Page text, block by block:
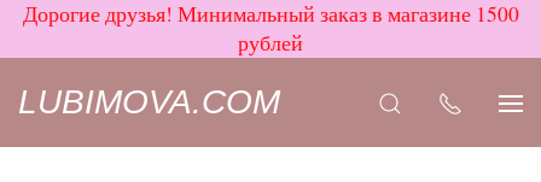
Дорогие друзья! Минимальный заказ в магазине 1500
рублей
LUBIMOVA.COM